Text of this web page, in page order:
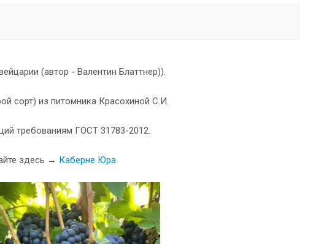
(автор - Валентин Блаттнер)).
сорт) из питомника Красохиной С.И.
требованиям ГОСТ 31783-2012.
здесь → Каберне Юра